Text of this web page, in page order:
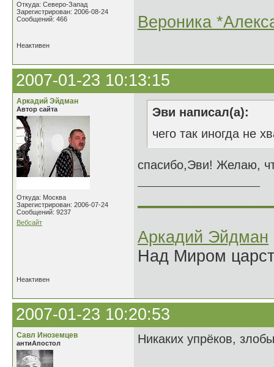
Откуда: Северо-Запад
Зарегистрирован: 2006-08-24
Сообщений: 466
Вероника
Неактивен
2007-01-23 10:13:15
Аркадий Эйдман
Автор сайта
Откуда: Москва
Зарегистрирован: 2006-07-24
Сообщений: 9237
Вебсайт
Эви написал(а):
чего так иногда не
спасибо,Эви! Желаю,
Аркадий Эйдман
Над Миром
Неактивен
2007-01-23 10:20:53
Савл Иноземцев
антиАпостол Никаких упрёков,